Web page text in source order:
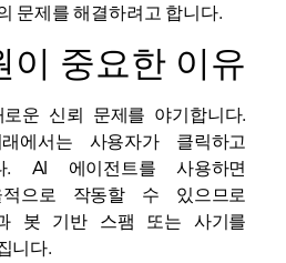
문제를 해결하려고 합니다.
이 중요한 이유
운 신뢰 문제를 야기합니다.
에서는 사용자가 클릭하고
. AI 에이전트를 사용하면
적으로 작동할 수 있으므로
봇 기반 스팸 또는 사기를
니다.